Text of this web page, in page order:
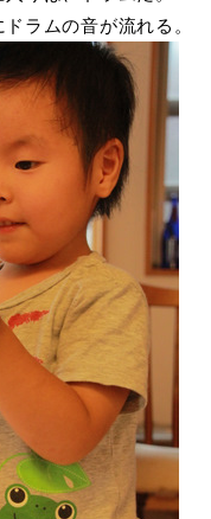
ラムの音が流れる。